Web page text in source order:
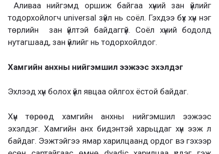
Аливаа нийгэмд оршиж байгаа хүний зан үйлийг
тодорхойлогч universal зүйл нь соёл. Гэхдээ бүх хүн нэг
төрлийн зан үйлтэй байдаггүй. Соёл хүний бодолд
нутагшаад, зан үйлийг нь тодорхойлдог.
Хамгийн анхны нийгэмшил ээжээс эхэлдэг
Эхлээд хүн болох үйл явцаа ойлгох ёстой байдаг.
Хүн төрөөд хамгийн анхны нийгэмшил ээжээс
эхэлдэг. Хамгийн анх бидэнтэй харьцдаг хүн ээж л
байдаг. Ээжтэйгээ ямар харилцаанд ордог вэ гэхээр